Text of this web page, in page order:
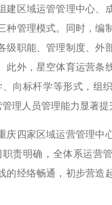
区域运管管理中心、
管理模式。同时，编
职能、管理制度、外
外，星空体育运营条
向标杆学等形式，组
理人员管理能力显著提
四家区域运营管理中
责明确，全体系运营
经络畅通，初步营造